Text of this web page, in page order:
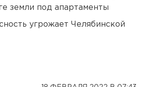
земли под апартаменты
угрожает Челябинской